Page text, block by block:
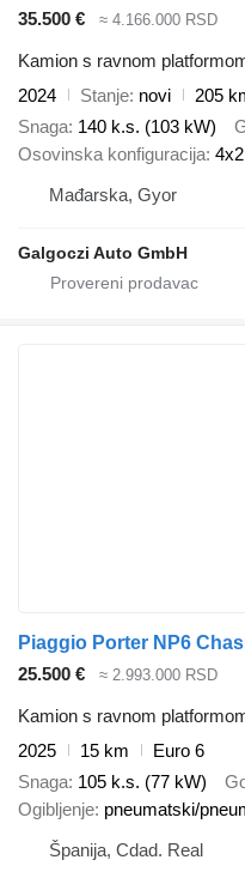
35.500 €
≈ 4.166.000 RSD
Kamion s ravnom
2024
Stanje novi
205
Snaga 140 k.s. (103 kW)
Osovinska konfiguracija 4x2
Mađarska, Gyor
Galgoczi Auto GmbH
Piaggio Porter NP6
25.500 €
≈ 2.993.000 RSD
Kamion s ravnom
2025
15 km
Euro 6
Snaga 105 k.s. (77 kW)
Ogibljenje pneumatski/
Španija, Cdad. Real